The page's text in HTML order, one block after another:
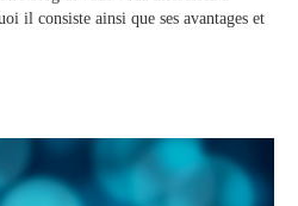
il consiste ainsi que ses avantages et